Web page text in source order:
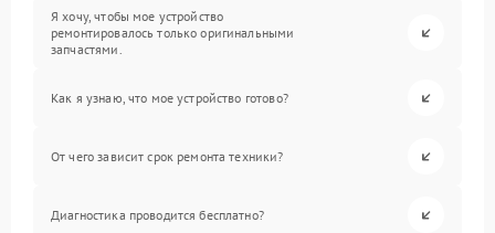
Я хочу, чтобы мое устройство
ремонтировалось только оригинальными
запчастями.
Как я узнаю, что мое устройство готово?
От чего зависит срок ремонта техники?
Диагностика проводится бесплатно?